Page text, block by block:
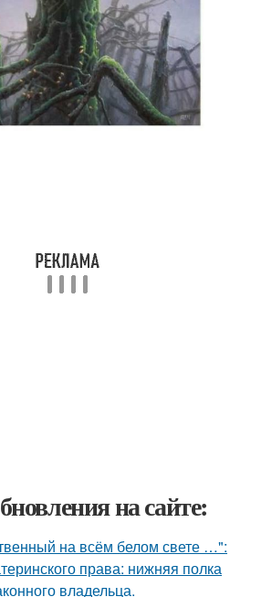
на сайте:
на всём белом свете …":
права: нижняя полка
владельца.